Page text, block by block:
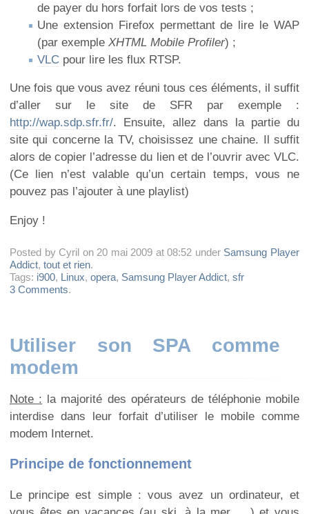
de payer du hors forfait lors de vos tests ;
Une extension Firefox permettant de lire le WAP
(par exemple XHTML Mobile Profiler) ;
VLC pour lire les flux RTSP.
Une fois que vous avez réuni tous ces éléments, il suffit
d’aller sur le site de SFR par exemple :
http://wap.sdp.sfr.fr/. Ensuite, allez dans la partie du
site qui concerne la TV, choisissez une chaine. Il suffit
alors de copier l’adresse du lien et de l’ouvrir avec VLC.
(Ce lien n’est valable qu’un certain temps, vous ne
pouvez pas l’ajouter à une playlist)
Enjoy !
Posted by Cyril on 20 mai 2009 at 08:52 under Samsung Player
Addict, tout et rien.
Tags: i900, Linux, opera, Samsung Player Addict, sfr
3 Comments.
Utiliser son SPA comme
modem
Note : la majorité des opérateurs de téléphonie mobile
interdise dans leur forfait d’utiliser le mobile comme
modem Internet.
Principe de fonctionnement
Le principe est simple : vous avez un ordinateur, et